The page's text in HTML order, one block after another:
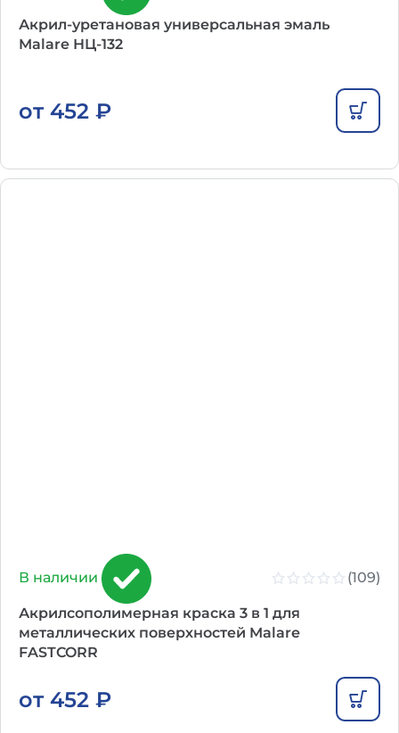
Акрил-уретановая универсальная эмаль
Malare НЦ-132
от 452 ₽
В наличии (109)
Акрилсополимерная краска 3 в 1 для
металлических поверхностей Malare
FASTCORR
от 452 ₽